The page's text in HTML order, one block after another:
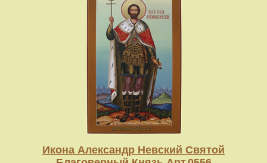
Икона Александр Невский Святой